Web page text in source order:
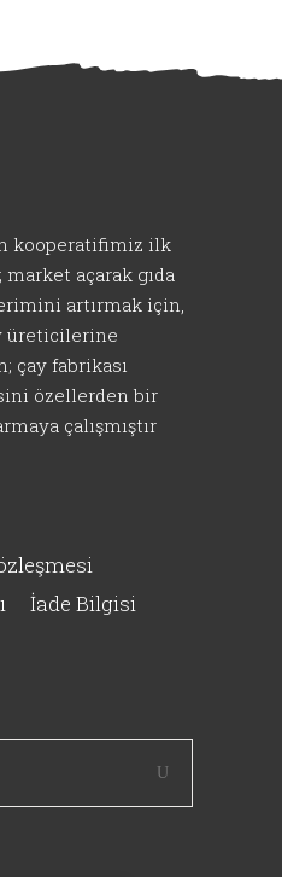
kooperatifimiz ilk
açarak gıda
artırmak için,
üreticilerine
çay fabrikası
özellerden bir
çalışmıştır
İade Bilgisi